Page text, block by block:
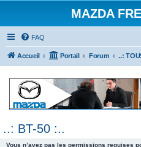
MAZDA
FAQ
Accueil Portail Forum
..: BT-50 :..
Vous n’avez pas les permissions requises